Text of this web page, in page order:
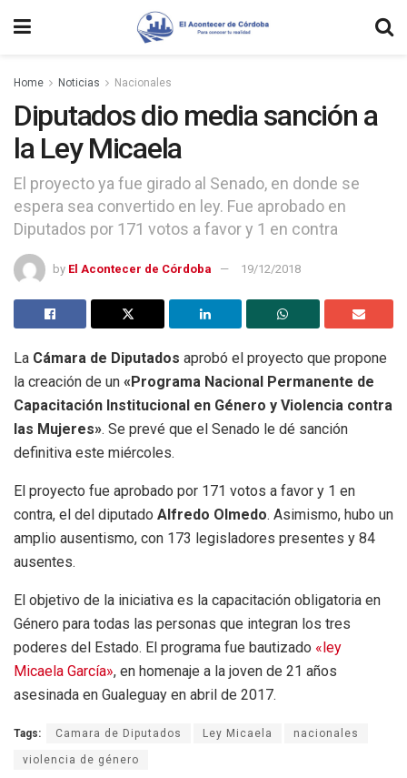
Home Noticias Nacionales
Diputados dio media sanción a
la Ley Micaela
El proyecto ya fue girado al Senado, en donde se
espera sea convertido en ley. Fue aprobado en
Diputados por 171 votos a favor y 1 en contra
by El Acontecer de Córdoba 19/12/2018
La Cámara de Diputados aprobó el proyecto que propone
la creación de un «Programa Nacional Permanente de
Capacitación Institucional en Género y Violencia contra
las Mujeres». Se prevé que el Senado le dé sanción
definitiva este miércoles.
El proyecto fue aprobado por 171 votos a favor y 1 en
contra, el del diputado Alfredo Olmedo. Asimismo, hubo un
amplio ausentismo, con 173 legisladores presentes y 84
ausentes.
El objetivo de la iniciativa es la capacitación obligatoria en
Género para todas las personas que integran los tres
poderes del Estado. El programa fue bautizado «ley
Micaela García», en homenaje a la joven de 21 años
asesinada en Gualeguay en abril de 2017.
Tags: Camara de Diputados Ley Micaela nacionales
violencia de género